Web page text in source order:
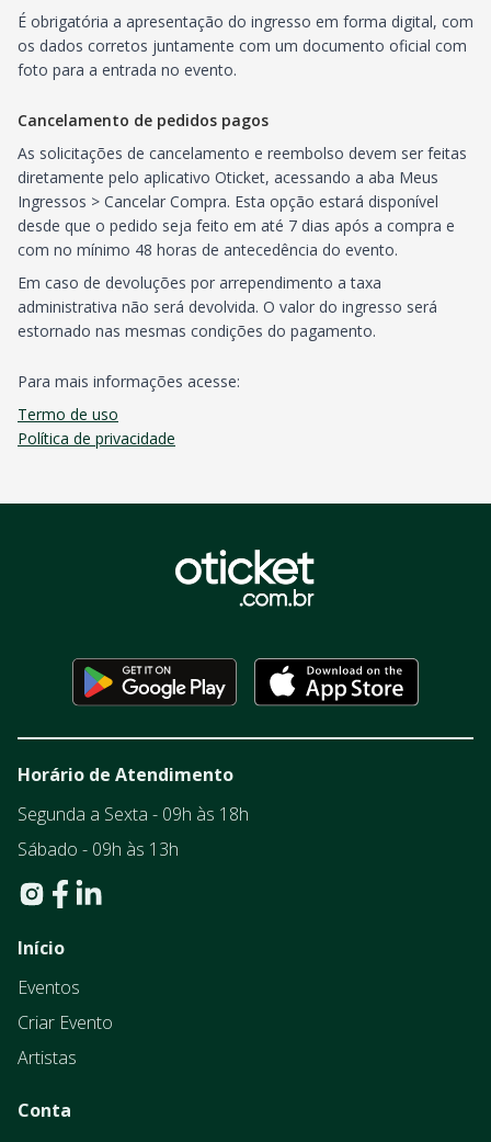
É obrigatória a apresentação do ingresso em forma digital, com
os dados corretos juntamente com um documento oficial com
foto para a entrada no evento.
Cancelamento de pedidos pagos
As solicitações de cancelamento e reembolso devem ser feitas
diretamente pelo aplicativo Oticket, acessando a aba Meus
Ingressos > Cancelar Compra. Esta opção estará disponível
desde que o pedido seja feito em até 7 dias após a compra e
com no mínimo 48 horas de antecedência do evento.
Em caso de devoluções por arrependimento a taxa
administrativa não será devolvida. O valor do ingresso será
estornado nas mesmas condições do pagamento.
Para mais informações acesse:
Termo de uso
Política de privacidade
Horário de Atendimento
Segunda a Sexta - 09h às 18h
Sábado - 09h às 13h
Início
Eventos
Criar Evento
Artistas
Conta